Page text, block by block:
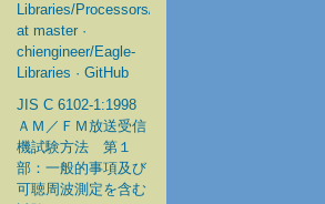
Libraries/Processors/Microchip
at master ·
chiengineer/Eagle-
Libraries · GitHub
JIS C 6102-1:1998
ＡＭ／ＦＭ放送受信
機試験方法 第１
部：一般的事項及び
可聴周波測定を含む